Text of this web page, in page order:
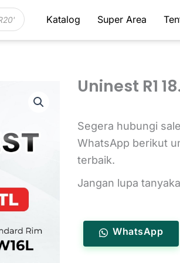
Katalog Super Area
Uninest R1
Segera hubungi
WhatsApp berikut
terbaik.
Jangan lupa
WhatsApp